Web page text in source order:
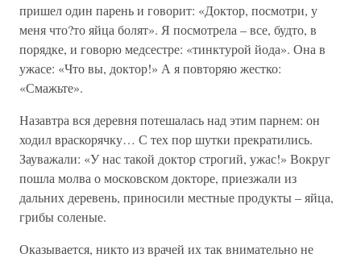
пришел один парень и говорит: «Доктор, посмотри, у
меня что?то яйца болят». Я посмотрела – все, будто, в
порядке, и говорю медсестре: «тинктурой йода». Она в
ужасе: «Что вы, доктор!» А я повторяю жестко:
«Смажьте».
Назавтра вся деревня потешалась над этим парнем: он
ходил враскорячку… С тех пор шутки прекратились.
Зауважали: «У нас такой доктор строгий, ужас!» Вокруг
пошла молва о московском докторе, приезжали из
дальних деревень, приносили местные продукты – яйца,
грибы соленые.
Оказывается, никто из врачей их так внимательно не